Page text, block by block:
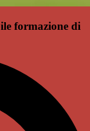
formazione di